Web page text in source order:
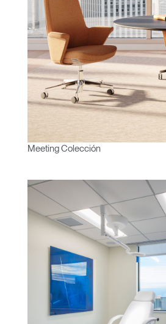
Meeting Colección